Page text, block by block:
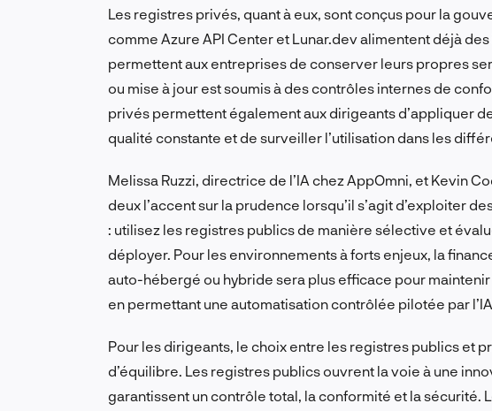
Les registres privés, quant à eux, sont conçus pour la
comme Azure API Center et Lunar.dev alimentent déjà
permettent aux entreprises de conserver leurs propres
ou mise à jour est soumis à des contrôles internes de
privés permettent également aux dirigeants d’appliquer
qualité constante et de surveiller l’utilisation dans les
Melissa Ruzzi, directrice de l’IA chez AppOmni, et Kevin
deux l’accent sur la prudence lorsqu’il s’agit d’exploiter
: utilisez les registres publics de manière sélective et
déployer. Pour les environnements à forts enjeux, la
auto-hébergé ou hybride sera plus efficace pour
en permettant une automatisation contrôlée pilotée par
Pour les dirigeants, le choix entre les registres publics et
d’équilibre. Les registres publics ouvrent la voie à une
garantissent un contrôle total, la conformité et la sécurité.